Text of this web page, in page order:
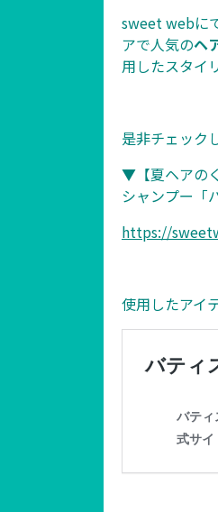
sweet webに
アで人気のヘ
用したスタイ
是非チェック
▼【夏ヘアの
シャンプー「
https://
使用したアイ